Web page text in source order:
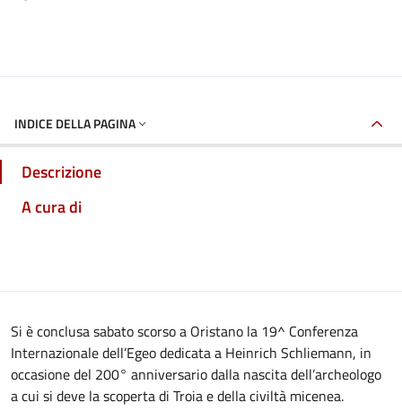
INDICE DELLA PAGINA
Descrizione
A cura di
Si è conclusa sabato scorso a Oristano la 19^ Conferenza
Internazionale dell’Egeo dedicata a Heinrich Schliemann, in
occasione del 200° anniversario dalla nascita dell’archeologo
a cui si deve la scoperta di Troia e della civiltà micenea.